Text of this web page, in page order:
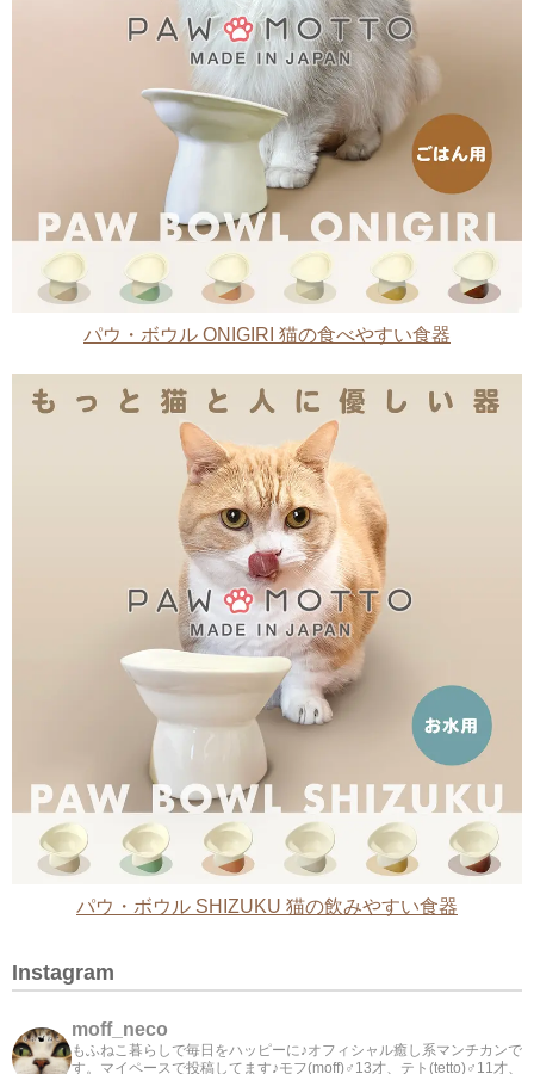
パウ・ボウル ONIGIRI 猫の食べやすい食器
パウ・ボウル SHIZUKU 猫の飲みやすい食器
Instagram
moff_neco
もふねこ暮らしで毎日をハッピーに♪オフィシャル癒し系マンチカンで
す。マイペースで投稿してます♪モフ(moff)♂13才、テト(tetto)♂11才、